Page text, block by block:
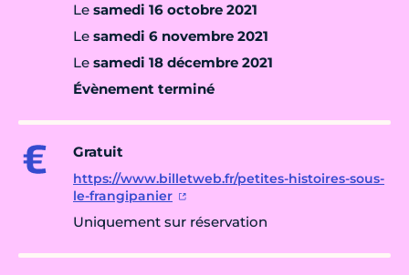
Le samedi 16 octobre 2021
Le samedi 6 novembre 2021
Le samedi 18 décembre 2021
Évènement terminé
Gratuit
https://www.billetweb.fr/petites-histoires-sous-
le-frangipanier
Uniquement sur réservation